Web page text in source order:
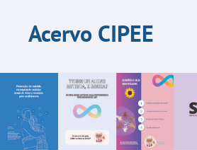
Acervo CIPEE